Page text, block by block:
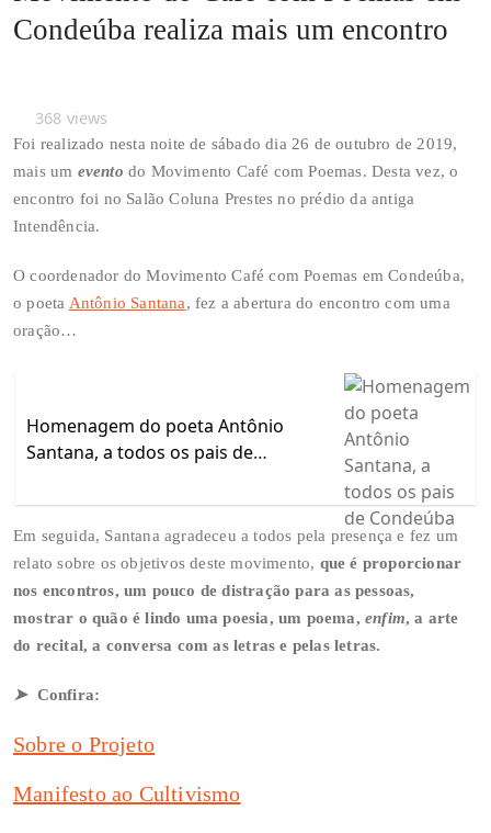
Condeúba realiza mais um encontro
368 views
Foi realizado nesta noite de sábado dia 26 de outubro de 2019,
mais um eventodo Movimento Café com Poemas. Desta vez, o
encontro foi no Salão Coluna Prestes no prédio da antiga
Intendência.
O coordenador do Movimento Café com Poemas em Condeúba,
o poeta Antônio Santana, fez a abertura do encontro com uma
oração…
Homenagem do poeta Antônio
Santana, a todos os pais de
Em seguida, Santana agradeceu a todos pela presença e fez um
relato sobre os objetivos deste movimento, que é proporcionar
nos encontros, um pouco de distração para as pessoas,
mostrar o quão é lindo uma poesia, um poema,enfim, a arte
do recital, a conversa com as letras e pelas letras.
➤ Confira:
Sobre o Projeto
Manifesto ao Cultivismo